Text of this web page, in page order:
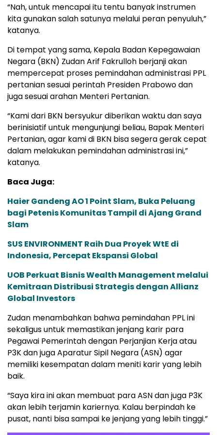
“Nah, untuk mencapai itu tentu banyak instrumen
kita gunakan salah satunya melalui peran penyuluh,”
katanya.
Di tempat yang sama, Kepala Badan Kepegawaian
Negara (BKN) Zudan Arif Fakrulloh berjanji akan
mempercepat proses pemindahan administrasi PPL
pertanian sesuai perintah Presiden Prabowo dan
juga sesuai arahan Menteri Pertanian.
“Kami dari BKN bersyukur diberikan waktu dan saya
berinisiatif untuk mengunjungi beliau, Bapak Menteri
Pertanian, agar kami di BKN bisa segera gerak cepat
dalam melakukan pemindahan administrasi ini,”
katanya.
Baca Juga:
Haier Gandeng AO 1 Point Slam, Buka Peluang
bagi Petenis Komunitas Tampil di Ajang Grand
Slam
SUS ENVIRONMENT Raih Dua Proyek WtE di
Indonesia, Percepat Ekspansi Global
UOB Perkuat Bisnis Wealth Management melalui
Kemitraan Distribusi Strategis dengan Allianz
Global Investors
Zudan menambahkan bahwa pemindahan PPL ini
sekaligus untuk memastikan jenjang karir para
Pegawai Pemerintah dengan Perjanjian Kerja atau
P3K dan juga Aparatur Sipil Negara (ASN) agar
memiliki kesempatan dalam meniti karir yang lebih
baik.
“Saya kira ini akan membuat para ASN dan juga P3K
akan lebih terjamin kariernya. Kalau berpindah ke
pusat, nanti bisa sampai ke jenjang yang lebih tinggi.”